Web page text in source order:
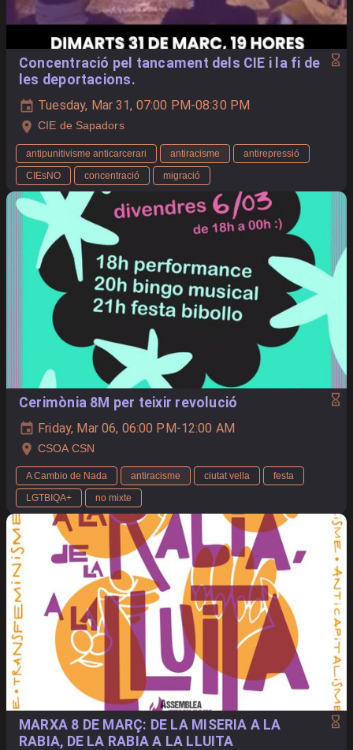
Concentració pel tancament dels CIE i la fi de
les deportacions.
Tuesday, Mar 31, 07:00 PM-08:30 PM
CIE de Sapadors
antipunitivisme anticarcerari antiracisme
antirepressió
CIEsNO
concentració migració
Cerimònia 8M per teixir revolució
Friday, Mar 06, 06:00 PM-12:00 AM
CSOA CSN
A Cambio de Nada antiracisme ciutat vella
festa
LGTBIQA+
no mixte
MARXA 8 DE MARÇ: DE LA MISERIA A LA
RABIA, DE LA RABIA A LA LLUITA